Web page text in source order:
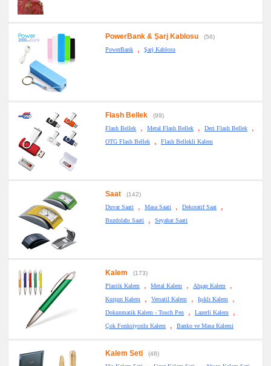
PowerBank & Şarj Kablosu
(56)
PowerBank
, Şarj Kablosu
Flash Bellek
(99)
Flash Bellek
, Metal Flash Bellek , Deri Flash Bellek ,
OTG Flash Bellek , Flash Bellekli Kalem
Saat
(142)
Duvar Saati
, Masa Saati , Dekoratif Saat ,
Buzdolabı Saati , Seyahat Saati
Kalem
(173)
Plastik Kalem
, Metal Kalem , Ahşap Kalem ,
Kurşun Kalem , Versatil Kalem , Işıklı Kalem ,
Dokunmatik Kalem - Touch Pen , Lazerli Kalem ,
Çok Fonksiyonlu Kalem , Banko ve Masa Kalemi
Kalem Seti
(48)
Çantası
&
promosyon
Seti
Sümen
Takımı
Seti
&
Not
Tutucu
promosyon
Bilgisayar
promosyon
Diğer
Ürünler